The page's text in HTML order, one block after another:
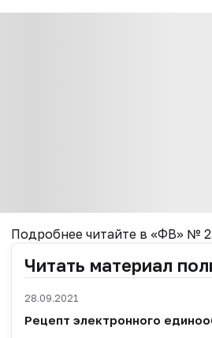
Подробнее читайте в «ФВ» №
Читать материал
28.09.2021
Рецепт электронного